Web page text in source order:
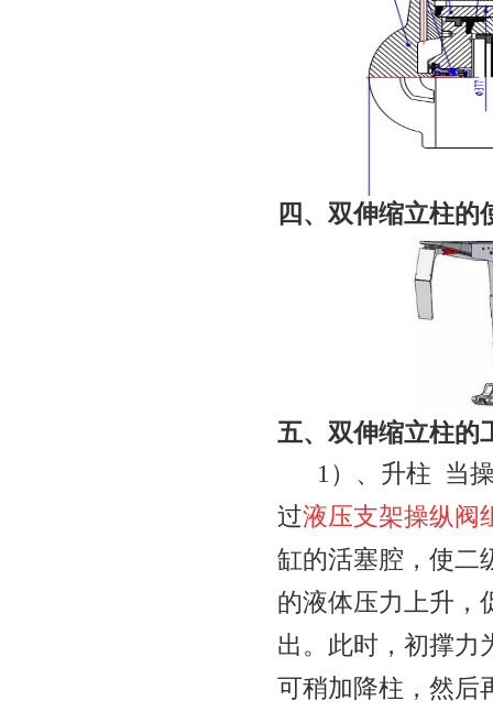
四、双伸缩立柱的
五、 双伸缩立柱的
1 ）、升柱 当
过液压支架操纵阀
缸的活塞腔，使二
的液体压力上升，
出。此时，初撑力
可稍加降柱，然后